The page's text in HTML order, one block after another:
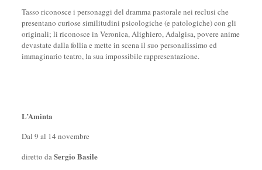
Tasso riconosce i personaggi del dramma pastorale nei reclusi che
presentano curiose similitudini psicologiche (e patologiche) con gli
originali; li riconosce in Veronica, Alighiero, Adalgisa, povere anime
devastate dalla follia e mette in scena il suo personalissimo ed
immaginario teatro, la sua impossibile rappresentazione.
L’Aminta
Dal 9 al 14 novembre
diretto daSergio Basile